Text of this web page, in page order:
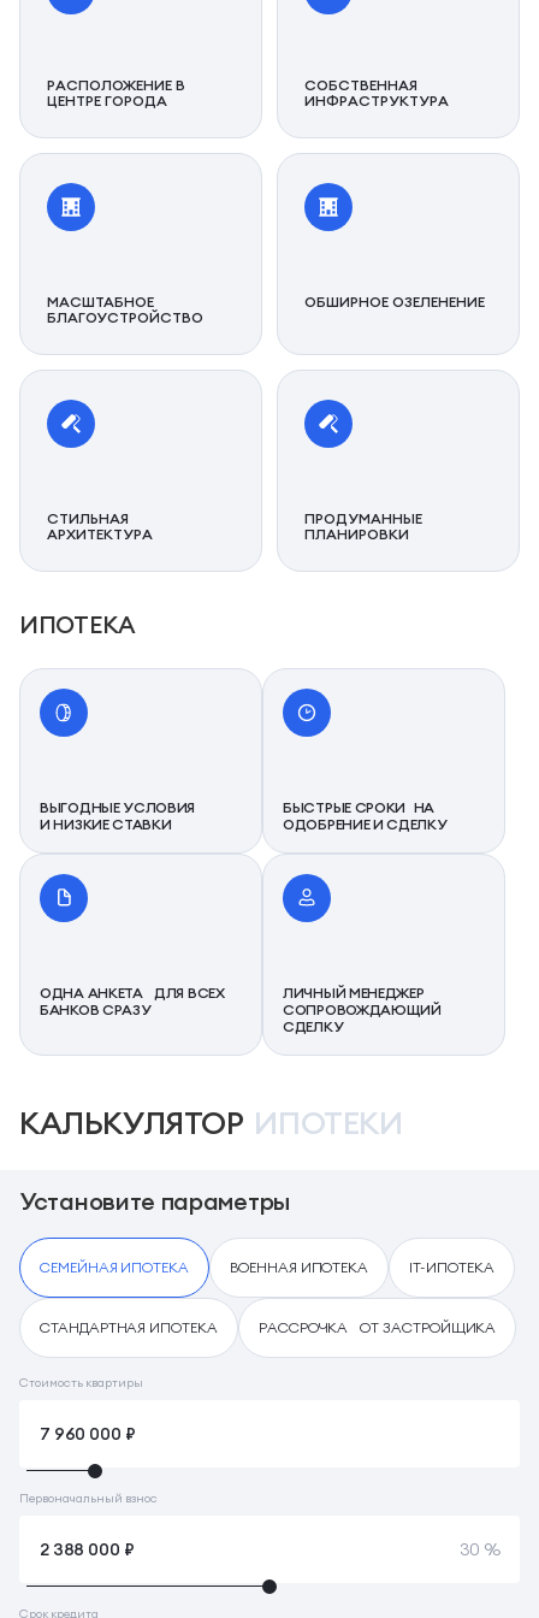
РАСПОЛОЖЕНИЕ В
ЦЕНТРЕ ГОРОДА
СОБСТВЕННАЯ
ИНФРАСТРУКТУРА
МАСШТАБНОЕ
БЛАГОУСТРОЙСТВО
ОБШИРНОЕ ОЗЕЛЕНЕНИЕ
СТИЛЬНАЯ
АРХИТЕКТУРА
ПРОДУМАННЫЕ
ПЛАНИРОВКИ
ИПОТЕКА
ВЫГОДНЫЕ УСЛОВИЯ
И НИЗКИЕ СТАВКИ
БЫСТРЫЕ СРОКИ НА
ОДОБРЕНИЕ И СДЕЛКУ
ОДНА АНКЕТА ДЛЯ ВСЕХ
БАНКОВ СРАЗУ
ЛИЧНЫЙ МЕНЕДЖЕР
СОПРОВОЖДАЮЩИЙ
СДЕЛКУ
КАЛЬКУЛЯТОР ИПОТЕКИ
Установите параметры
СЕМЕЙНАЯ ИПОТЕКА ВОЕННАЯ ИПОТЕКА IT-ИПОТЕКА
СТАНДАРТНАЯ ИПОТЕКА РАССРОЧКА ОТ ЗАСТРОЙЩИКА
Стоимость квартиры
Первоначальный взнос
30 %
Срок кредита